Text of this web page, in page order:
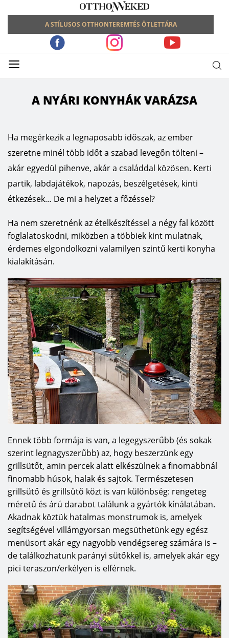
A STÍLUSOS OTTHONTEREMTÉS ÖTLETTÁRA
≡
A NYÁRI KONYHÁK VARÁZSA
Ha megérkezik a legnaposabb időszak, az ember
szeretne minél több időt a szabad levegőn tölteni –
akár egyedül pihenve, akár a családdal közösen. Kerti
partik, labdajátékok, napozás, beszélgetések, kinti
étkezések… De mi a helyzet a főzéssel?
Ha nem szeretnénk az ételkészítéssel a négy fal között
foglalatoskodni, miközben a többiek kint mulatnak,
érdemes elgondolkozni valamilyen szintű kerti konyha
kialakításán.
Ennek több formája is van, a legegyszerűbb (és sokak
szerint legnagyszerűbb) az, hogy beszerzünk egy
grillsütőt, amin percek alatt elkészülnek a finomabbnál
finomabb húsok, halak és sajtok. Természetesen
grillsütő és grillsütő közt is van különbség: rengeteg
méretű és árú darabot találunk a gyártók kínálatában.
Akadnak köztük hatalmas monstrumok is, amelyek
segítségével villámgyorsan megsüthetünk egy egész
menüsort akár egy nagyobb vendégsereg számára is –
de találkozhatunk parányi sütőkkel is, amelyek akár egy
pici teraszon/erkélyen is elférnek.